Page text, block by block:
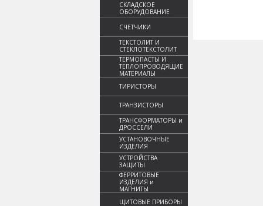
СКЛАДСКОЕ
ОБОРУДОВАНИЕ
СЧЕТЧИКИ
ТЕКСТОЛИТ И
СТЕКЛОТЕКСТОЛИТ
ТЕРМОПАСТЫ И
ТЕПЛОПРОВОДЯЩИЕ
МАТЕРИАЛЫ
ТИРИСТОРЫ
ТРАНЗИСТОРЫ
ТРАНСФОРМАТОРЫ и
ДРОССЕЛИ
УСТАНОВОЧНЫЕ
ИЗДЕЛИЯ
УСТРОЙСТВА
ЗАЩИТЫ
ФЕРРИТОВЫЕ
ИЗДЕЛИЯ и
МАГНИТЫ
ЩИТОВЫЕ ПРИБОРЫ